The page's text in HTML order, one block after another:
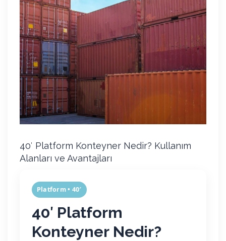
40′ Platform Konteyner Nedir? Kullanım
Alanları ve Avantajları
Platform • 40′
40′ Platform
Konteyner Nedir?